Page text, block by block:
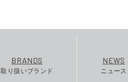
BRANDS
取り扱いブランド
NEWS
ニュース